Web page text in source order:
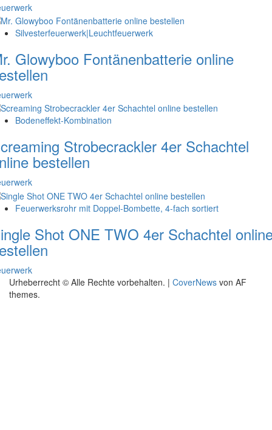
Silvesterfeuerwerk|Leuchtfeuerwerk
Glowyboo Fontänenbatterie online
Bodeneffekt-Kombination
Strobecrackler 4er Schachtel
bestellen
Feuerwerksrohr mit Doppel-Bombette, 4-fach sortiert
Shot ONE TWO 4er Schachtel
Urheberrecht © Alle Rechte vorbehalten. | CoverNews von AF
themes.